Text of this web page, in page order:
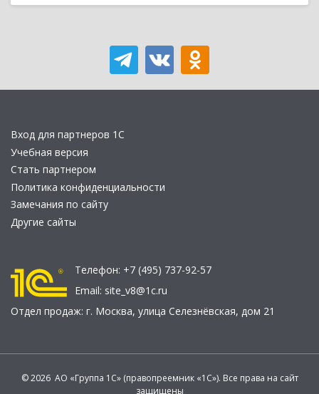
Вход для партнеров 1С
Учебная версия
Стать партнером
Политика конфиденциальности
Замечания по сайту
Другие сайты
Телефон: +7 (495) 737-92-57
Email: site_v8@1c.ru
Отдел продаж: г. Москва, улица Селезнёвская, дом 21
© 2026 АО «Группа 1С» (правопреемник «1С»). Все права на сайт
защищены